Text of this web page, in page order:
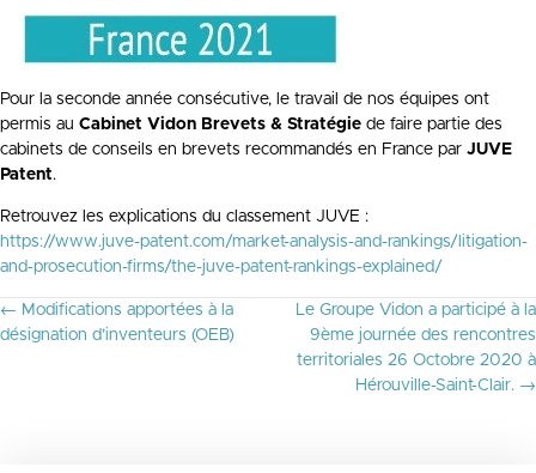
Pour la seconde année consécutive, le travail de nos équipes ont
permis au Cabinet Vidon Brevets & Stratégie de faire partie des
cabinets de conseils en brevets recommandés en France par JUVE
Patent.
Retrouvez les explications du classement JUVE :
https://www.juve-patent.com/market-analysis-and-rankings/litigation-
and-prosecution-firms/the-juve-patent-rankings-explained/
P
O
Le Groupe Vidon a participé à la
9ème journée des rencontres
territoriales 26 Octobre 2020 à
Hérouville-Saint-Clair. →
← Modifications apportées à la
désignation d’inventeurs (OEB)